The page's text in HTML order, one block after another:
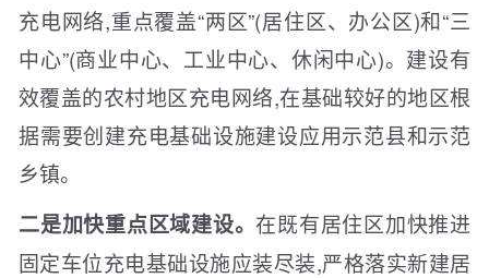
充电网络,重点覆盖“两区”(居住区、办公区)和“三
中心”(商业中心、工业中心、休闲中心)。建设有
效覆盖的农村地区充电网络,在基础较好的地区根
据需要创建充电基础设施建设应用示范县和示范
乡镇。
二是加快重点区域建设。 在既有居住区加快推进
固定车位充电基础设施应装尽装,严格落实新建居